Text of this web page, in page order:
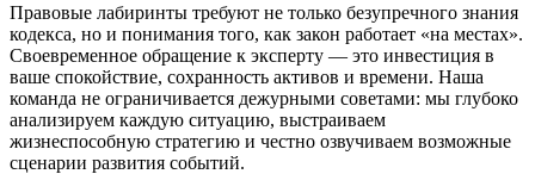
Правовые лабиринты требуют не только безупречного знания
кодекса, но и понимания того, как закон работает «на местах».
Своевременное обращение к эксперту — это инвестиция в
ваше спокойствие, сохранность активов и времени. Наша
команда не ограничивается дежурными советами: мы глубоко
анализируем каждую ситуацию, выстраиваем
жизнеспособную стратегию и честно озвучиваем возможные
сценарии развития событий.